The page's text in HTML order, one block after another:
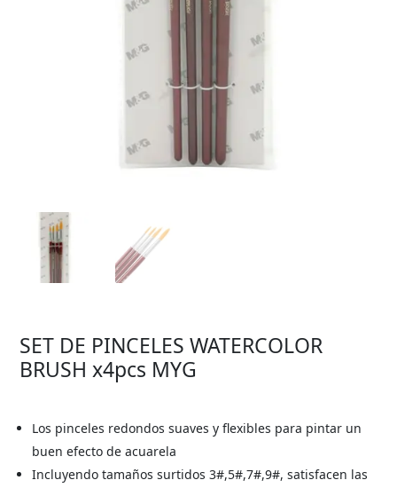
SET DE PINCELES WATERCOLOR
BRUSH x4pcs MYG
Los pinceles redondos suaves y flexibles para pintar un
buen efecto de acuarela
Incluyendo tamaños surtidos 3#,5#,7#,9#, satisfacen las